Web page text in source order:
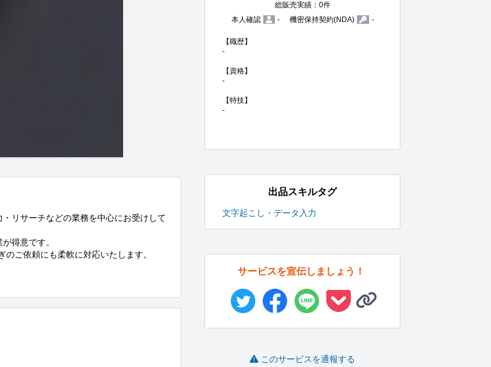
リサーチなどの業務を中心にお受けして
得意です。
ご依頼にも柔軟に対応いたします。
総販売実績：0件
本人確認
- 機密保持契約(NDA) -
【職歴】
-
【資格】
-
【特技】
-
出品スキルタグ
文字起こし・データ入力
サービスを宣伝しましょう！
このサービスを通報する